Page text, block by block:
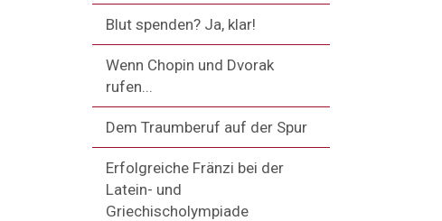
Blut spenden? Ja, klar!
Wenn Chopin und Dvorak
rufen...
Dem Traumberuf auf der Spur
Erfolgreiche Fränzi bei der
Latein- und
Griechischolympiade